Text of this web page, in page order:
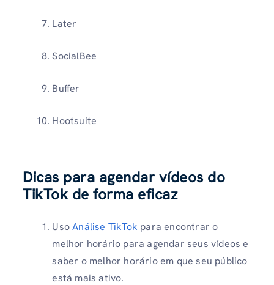
Later
SocialBee
Buffer
Hootsuite
Dicas para agendar vídeos do
TikTok de forma eficaz
UsoAnálise TikTok para encontrar o
melhor horário para agendar seus vídeos e
saber o melhor horário em que seu público
está mais ativo.